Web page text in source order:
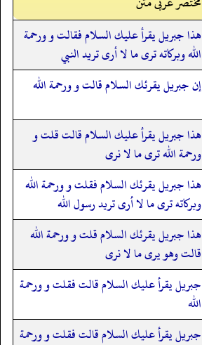
هذا جبريل يقرأ عليك السلام فقالت و ورحمة
الله وبركاته ترى ما لا أرى تريد النبي
إن جبريل يقرئك السلام قالت و ورحمة الله
هذا جبريل يقرأ عليك السلام قالت قلت و
ورحمة الله ترى ما لا نرى
هذا جبريل يقرئك السلام فقلت و ورحمة الله
وبركاته ترى ما لا أرى تريد رسول الله
هذا جبريل يقرئك السلام قلت و ورحمة الله
قالت وهو يرى ما لا نرى
جبريل يقرأ عليك السلام قالت فقلت و ورحمة
الله
جبريل يقرأ عليك السلام قالت فقلت و ورحمة